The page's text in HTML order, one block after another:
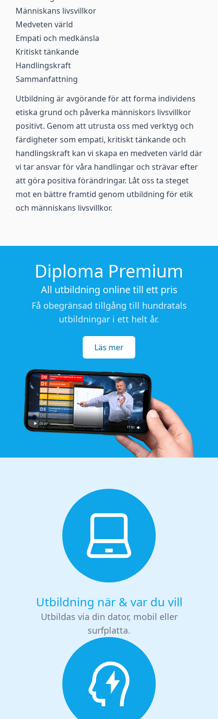
Människans livsvillkor
Medveten värld
Empati och medkänsla
Kritiskt tänkande
Handlingskraft
Sammanfattning
Utbildning är avgörande för att forma individens
etiska grund och påverka människors livsvillkor
positivt. Genom att utrusta oss med verktyg och
färdigheter som empati, kritiskt tänkande och
handlingskraft kan vi skapa en medveten värld där
vi tar ansvar för våra handlingar och strävar efter
att göra positiva förändringar. Låt oss ta steget
mot en bättre framtid genom utbildning för etik
och människans livsvillkor.
Diploma Premium
All utbildning online till ett pris
Få obegränsad tillgång till hundratals
utbildningar i ett helt år.
Läs mer
Utbildning när & var du vill
Utbildas via din dator, mobil eller
surfplatta.